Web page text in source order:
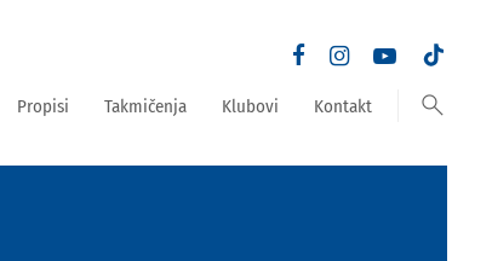
Propisi Takmičenja Klubovi Kontakt search